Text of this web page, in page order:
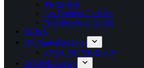
TERMINE
Les Femmes Farfalles
Nudelhochzeit für alle
NEWS
Die Nudeldruckerei
ENGLISH VERSION
DOWNLOADS